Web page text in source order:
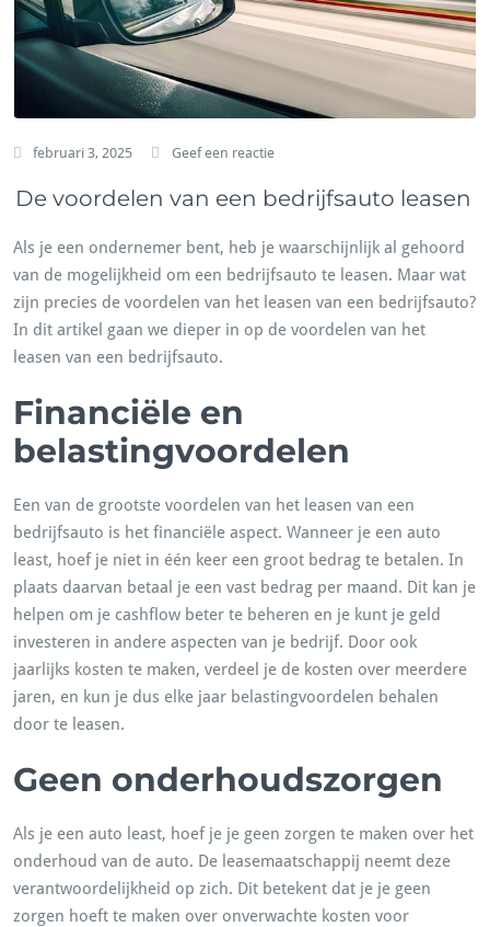
februari 3, 2025 Geef een reactie
De voordelen van een bedrijfsauto leasen
Als je een ondernemer bent, heb je waarschijnlijk al gehoord
van de mogelijkheid om een bedrijfsauto te leasen. Maar wat
zijn precies de voordelen van het leasen van een bedrijfsauto?
In dit artikel gaan we dieper in op de voordelen van het
leasen van een bedrijfsauto.
Financiële en
belastingvoordelen
Een van de grootste voordelen van het leasen van een
bedrijfsauto is het financiële aspect. Wanneer je een auto
least, hoef je niet in één keer een groot bedrag te betalen. In
plaats daarvan betaal je een vast bedrag per maand. Dit kan je
helpen om je cashflow beter te beheren en je kunt je geld
investeren in andere aspecten van je bedrijf. Door ook
jaarlijks kosten te maken, verdeel je de kosten over meerdere
jaren, en kun je dus elke jaar belastingvoordelen behalen
door te leasen.
Geen onderhoudszorgen
Als je een auto least, hoef je je geen zorgen te maken over het
onderhoud van de auto. De leasemaatschappij neemt deze
verantwoordelijkheid op zich. Dit betekent dat je je geen
zorgen hoeft te maken over onverwachte kosten voor